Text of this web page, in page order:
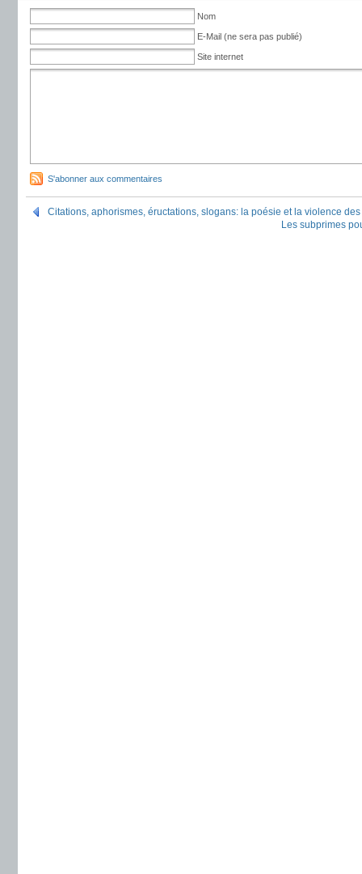
Nom
E-Mail (ne sera pas publié)
Site internet
S'abonner aux commentaires
Citations, aphorismes, éructations, slogans: la poésie et la violence
Les subprimes